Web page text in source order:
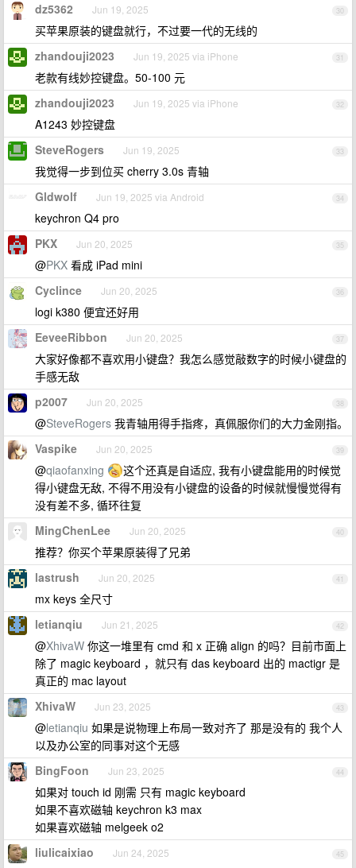
30
dz5362 Jun 19, 2025
买苹果原装的键盘就行，不过要一代的无线的
31
zhandouji2023 Jun 19, 2025 via iPhone
老款有线妙控键盘。50-100 元
32
zhandouji2023 Jun 19, 2025 via iPhone
A1243 妙控键盘
33
SteveRogers Jun 19, 2025
我觉得一步到位买 cherry 3.0s 青轴
34
Gldwolf Jun 19, 2025 via Android
keychron Q4 pro
35
PKX Jun 20, 2025
@PKX 看成 iPad mini
36
Cyclince Jun 20, 2025
logi k380 便宜还好用
37
EeveeRibbon Jun 20, 2025
大家好像都不喜欢用小键盘？我怎么感觉敲数字的时候小键盘的
手感无敌
38
p2007 Jun 20, 2025
@SteveRogers 我青轴用得手指疼，真佩服你们的大力金刚指。
39
Vaspike Jun 20, 2025
@qiaofanxing
这个还真是自适应, 我有小键盘能用的时候觉
得小键盘无敌, 不得不用没有小键盘的设备的时候就慢慢觉得有
没有差不多, 循环往复
40
MingChenLee Jun 20, 2025
推荐？你买个苹果原装得了兄弟
41
lastrush Jun 20, 2025
mx keys 全尺寸
42
letianqiu Jun 21, 2025
@XhivaW 你这一堆里有 cmd 和 x 正确 align 的吗？目前市面上
除了 magic keyboard ，就只有 das keyboard 出的 mactigr 是
真正的 mac layout
43
XhivaW Jun 23, 2025
@letianqiu 如果是说物理上布局一致对齐了 那是没有的 我个人
以及办公室的同事对这个无感
44
BingFoon Jun 23, 2025
如果对 touch id 刚需 只有 magic keyboard
如果不喜欢磁轴 keychron k3 max
如果喜欢磁轴 melgeek o2
45
liulicaixiao Jun 24, 2025